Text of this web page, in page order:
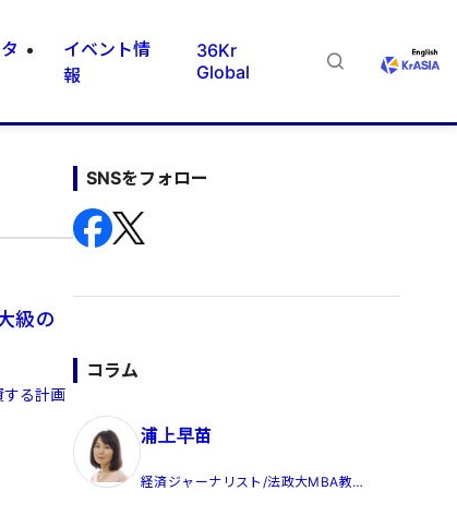
イベント情
報
36Kr
Global
級の
する計画
SNSをフォロー
コラム
浦上早苗
経済ジャーナリスト/法政大MBA教